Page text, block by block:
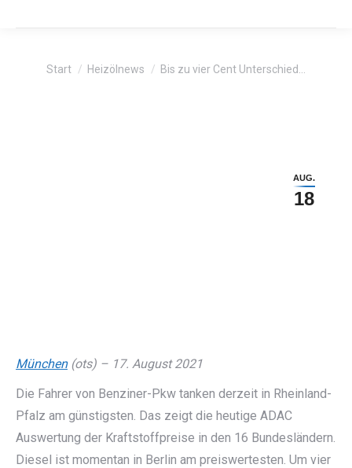
Sie befinden sich hier:
Start Heizölnews Bis zu vier Cent Unterschied…
AUG.
18
München(ots) – 17. August 2021
Die Fahrer von Benziner-Pkw tanken derzeit in Rheinland-
Pfalz am günstigsten. Das zeigt die heutige ADAC
Auswertung der Kraftstoffpreise in den 16 Bundesländern.
Diesel ist momentan in Berlin am preiswertesten. Um vier